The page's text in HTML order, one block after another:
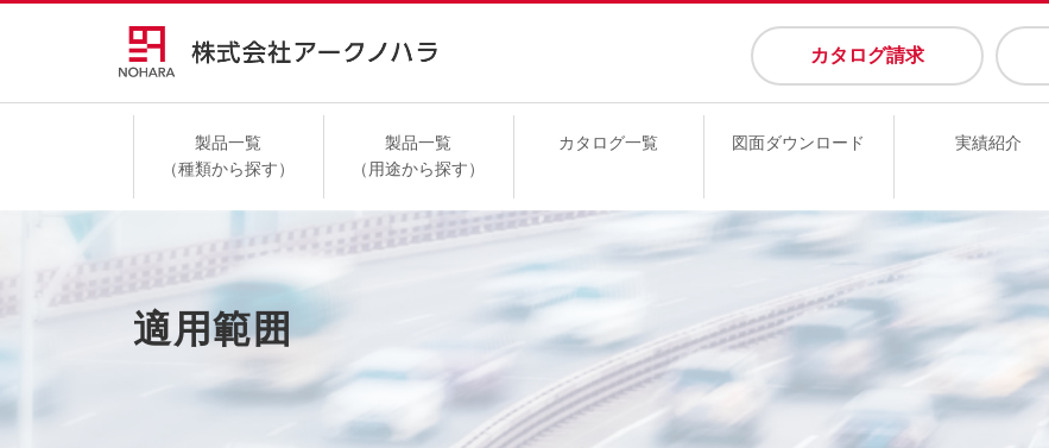
カタログ請求
製品一覧
（種類から探す）
製品一覧
（用途から探す）
カタログ一覧 図面ダウンロード 実績紹介
適用範囲